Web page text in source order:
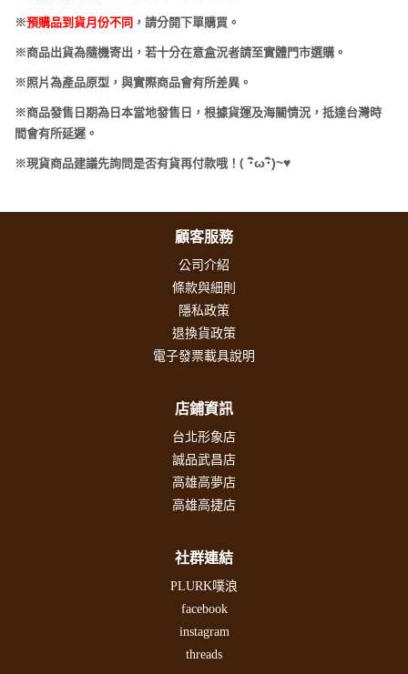
※預購品到貨月份不同 ，請分開下單購買。
※商品出貨為隨機寄出，若十分在意盒況者請至實體門市選購。
※照片為產品原型，與實際商品會有所差異。
※商品發售日期為日本當地發售日，根據貨運及海關情況，抵達台灣時
間會有所延遲。
※現貨商品建議先詢問是否有貨再付款哦！ (･ω･)~♥
顧客服務
公司介紹
條款與細則
隱私政策
退換貨政策
電子發票載具說明
店鋪資訊
台北形象店
誠品武昌店
高雄高夢店
高雄高捷店
社群連結
PLURK噗浪
facebook
instagram
threads